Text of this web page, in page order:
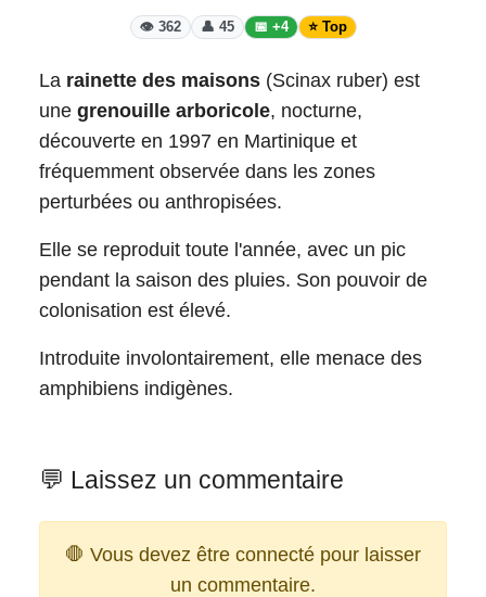
👁️ 362 👤 45 📅 +4 ⭐ Top
La rainette des maisons (Scinax ruber) est
une grenouille arboricole, nocturne,
découverte en 1997 en Martinique et
fréquemment observée dans les zones
perturbées ou anthropisées.
Elle se reproduit toute l'année, avec un pic
pendant la saison des pluies. Son pouvoir de
colonisation est élevé.
Introduite involontairement, elle menace des
amphibiens indigènes.
💬 Laissez un commentaire
🛑 Vous devez être connecté pour laisser
un commentaire.